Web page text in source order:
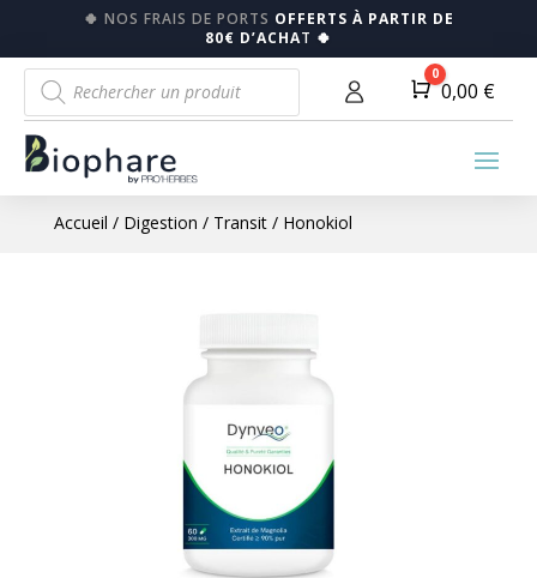
🍀 NOS FRAIS DE PORTS OFFERTS À PARTIR DE
80€ D’ACHAT 🍀
Recherche
de
produits
Panier
0
0,00 €
Accueil / Digestion / Transit/ Honokiol